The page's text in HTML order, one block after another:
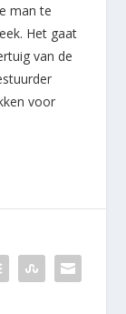
man te
Het gaat
van de
voor